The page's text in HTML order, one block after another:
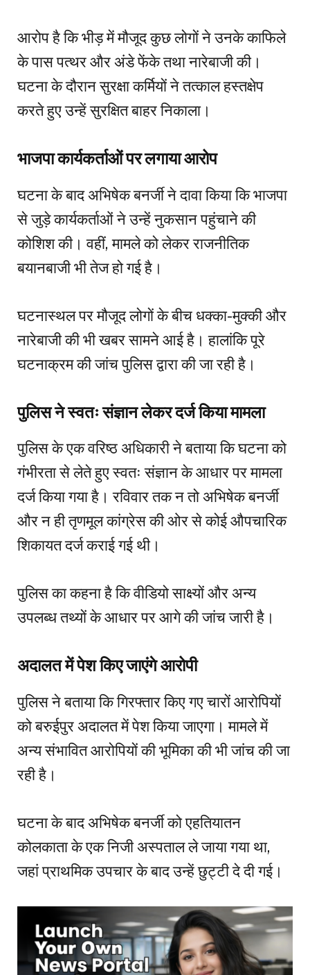
आरोप है कि भीड़ में मौजूद कुछ लोगों ने उनके काफिले
के पास पत्थर और अंडे फेंके तथा नारेबाजी की।
घटना के दौरान सुरक्षा कर्मियों ने तत्काल हस्तक्षेप
करते हुए उन्हें सुरक्षित बाहर निकाला।
भाजपा कार्यकर्ताओं पर लगाया आरोप
घटना के बाद अभिषेक बनर्जी ने दावा किया कि भाजपा
से जुड़े कार्यकर्ताओं ने उन्हें नुकसान पहुंचाने की
कोशिश की। वहीं, मामले को लेकर राजनीतिक
बयानबाजी भी तेज हो गई है।
घटनास्थल पर मौजूद लोगों के बीच धक्का-मुक्की और
नारेबाजी की भी खबर सामने आई है। हालांकि पूरे
घटनाक्रम की जांच पुलिस द्वारा की जा रही है।
पुलिस ने स्वतः संज्ञान लेकर दर्ज किया मामला
पुलिस के एक वरिष्ठ अधिकारी ने बताया कि घटना को
गंभीरता से लेते हुए स्वतः संज्ञान के आधार पर मामला
दर्ज किया गया है। रविवार तक न तो अभिषेक बनर्जी
और न ही तृणमूल कांग्रेस की ओर से कोई औपचारिक
शिकायत दर्ज कराई गई थी।
पुलिस का कहना है कि वीडियो साक्ष्यों और अन्य
उपलब्ध तथ्यों के आधार पर आगे की जांच जारी है।
अदालत में पेश किए जाएंगे आरोपी
पुलिस ने बताया कि गिरफ्तार किए गए चारों आरोपियों
को बरुईपुर अदालत में पेश किया जाएगा। मामले में
अन्य संभावित आरोपियों की भूमिका की भी जांच की जा
रही है।
घटना के बाद अभिषेक बनर्जी को एहतियातन
कोलकाता के एक निजी अस्पताल ले जाया गया था,
जहां प्राथमिक उपचार के बाद उन्हें छुट्टी दे दी गई।